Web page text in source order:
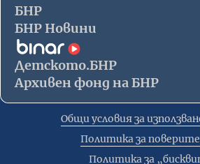
БНР
БНР Новини
Детското.БНР
Архивен фонд на БНР
Общи условия за
Политика за
Политика за